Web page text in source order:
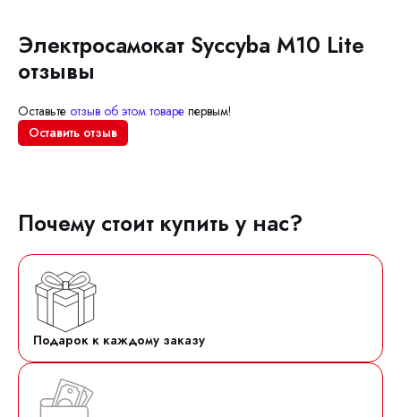
Электросамокат Syccyba M10 Lite
отзывы
Оставьте отзыв об этом товаре первым!
Оставить отзыв
Почему стоит купить у нас?
Подарок к каждому заказу